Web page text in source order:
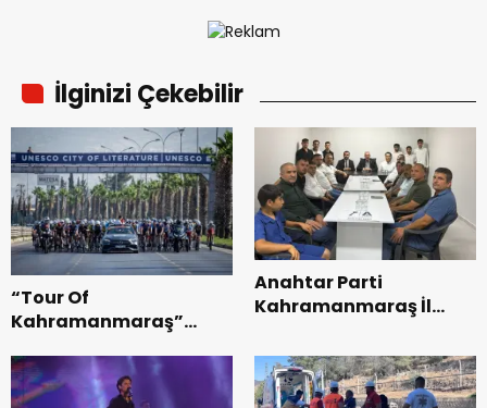
İlginizi Çekebilir
“Tour Of
Kahramanmaraş”
Bisikleti Turnuvası
Tamamlandı.
Anahtar Parti
Kahramanmaraş İl
Teşkilatı ile buluştu.